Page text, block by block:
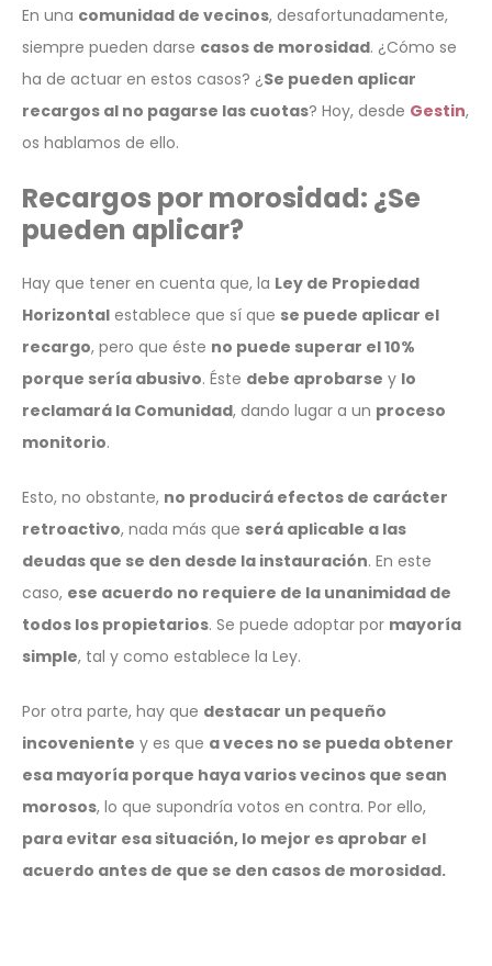
En una comunidad de vecinos, desafortunadamente,
siempre pueden darse casos de morosidad. ¿Cómo se
ha de actuar en estos casos? ¿Se pueden aplicar
recargos al no pagarse las cuotas? Hoy, desde Gestin,
os hablamos de ello.
Recargos por morosidad: ¿Se
pueden aplicar?
Hay que tener en cuenta que, la Ley de Propiedad
Horizontal establece que sí que se puede aplicar el
recargo, pero que éste no puede superar el 10%
porque sería abusivo. Éste debe aprobarse y lo
reclamará la Comunidad, dando lugar a un proceso
monitorio.
Esto, no obstante, no producirá efectos de carácter
retroactivo, nada más que será aplicable a las
deudas que se den desde la instauración. En este
caso, ese acuerdo no requiere de la unanimidad de
todos los propietarios. Se puede adoptar por mayoría
simple, tal y como establece la Ley.
Por otra parte, hay que destacar un pequeño
incoveniente y es que a veces no se pueda obtener
esa mayoría porque haya varios vecinos que sean
morosos, lo que supondría votos en contra. Por ello,
para evitar esa situación, lo mejor es aprobar el
acuerdo antes de que se den casos de morosidad.